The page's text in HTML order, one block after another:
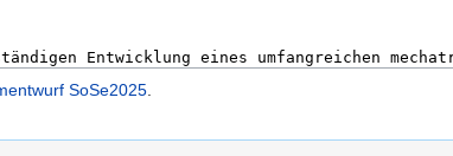
SoSe2025